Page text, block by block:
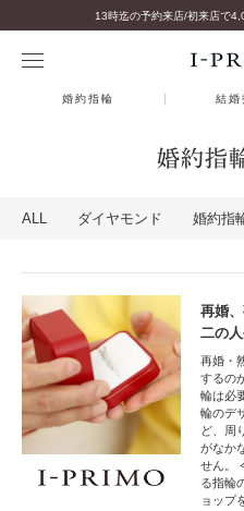
婚約指輪 結婚
婚約指
ALL ダイヤモンド 婚約指
再婚
二の
再婚・
するの
輪は必
輪のデ
ど、周
がなか
せん。
る指輪
ョップ